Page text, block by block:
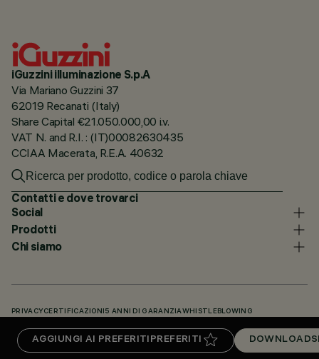
AGGIUNGI AI PREFERITI PREFERITI DOWNLOADS
iGuzzini illuminazione S.p.A
Via Mariano Guzzini 37
62019 Recanati (Italy)
Share Capital €21.050.000,00 i.v.
VAT N. and R.I. : (IT)00082630435
CCIAA Macerata, R.E.A. 40632
Contatti e dove trovarci
Social
Prodotti
Chi siamo
PRIVACY CERTIFICAZIONI 5 ANNI DI GARANZIAWHISTLEBLOWING
KNOWLEDGE BASE (LOGIN NECESSARIO)DOWNLOADS